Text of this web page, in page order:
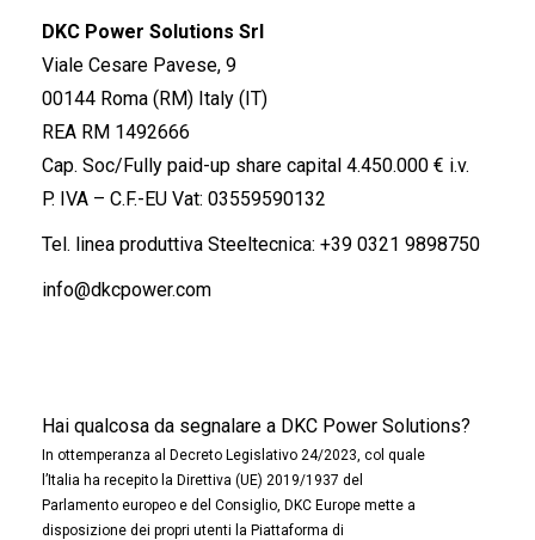
DKC Power Solutions Srl
Viale Cesare Pavese, 9
00144 Roma (RM) Italy (IT)
REA RM 1492666
Cap. Soc/Fully paid-up share capital 4.450.000 € i.v.
P. IVA – C.F.-EU Vat: 03559590132
Tel. linea produttiva Steeltecnica: +39 0321 9898750
info@dkcpower.com
Hai qualcosa da segnalare a DKC Power Solutions?
In ottemperanza al Decreto Legislativo 24/2023, col quale
l’Italia ha recepito la Direttiva (UE) 2019/1937 del
Parlamento europeo e del Consiglio, DKC Europe mette a
disposizione dei propri utenti la Piattaforma di